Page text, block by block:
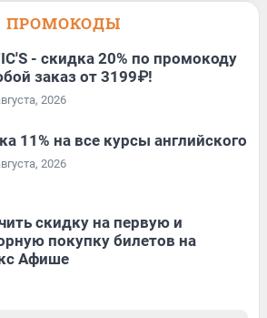
ПРОМОКОДЫ
- скидка 20% по промокоду
заказ от 3199₽!
2026
11% на все курсы английского
2026
скидку на первую и
покупку билетов на
Афише